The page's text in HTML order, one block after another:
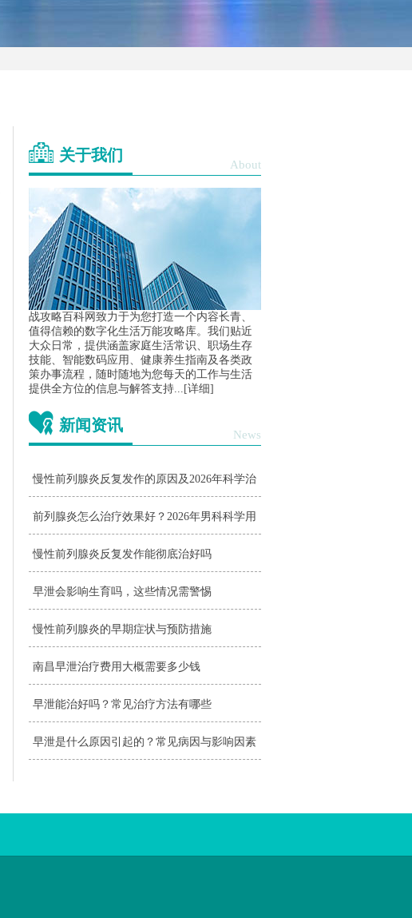
关于我们
About
战攻略百科网致力于为您打造一个内容长青、
值得信赖的数字化生活万能攻略库。我们贴近
大众日常，提供涵盖家庭生活常识、职场生存
技能、智能数码应用、健康养生指南及各类政
策办事流程，随时随地为您每天的工作与生活
提供全方位的信息与解答支持... [详细]
新闻资讯
News
慢性前列腺炎反复发作的原因及2026年科学治
疗与护理指南
前列腺炎怎么治疗效果好？2026年男科科学用
药与日常护理指南
慢性前列腺炎反复发作能彻底治好吗
早泄会影响生育吗，这些情况需警惕
慢性前列腺炎的早期症状与预防措施
南昌早泄治疗费用大概需要多少钱
早泄能治好吗？常见治疗方法有哪些
早泄是什么原因引起的？常见病因与影响因素